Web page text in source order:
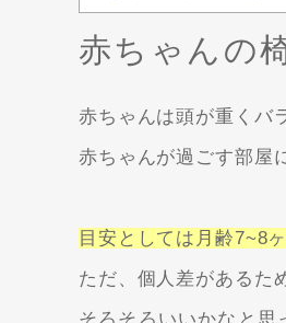
赤ちゃんの
赤ちゃんは頭が重くバ
赤ちゃんが過ごす部屋
目安としては月齢7~8
ただ、個人差があるた